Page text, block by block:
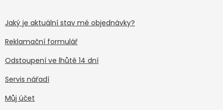
Jaký je aktuální stav mé objednávky?
Reklamační formulář
Odstoupení ve lhůtě 14 dní
Servis nářadí
Můj účet